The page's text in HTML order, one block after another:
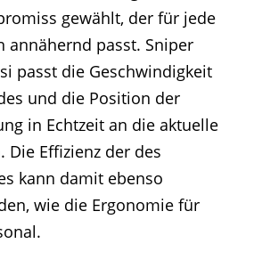
gewählt, der für jede
annähernd passt. Sniper
passt die Geschwindigkeit
und die Position der
in Echtzeit an die aktuelle
Die Effizienz der des
kann damit ebenso
wie die Ergonomie für